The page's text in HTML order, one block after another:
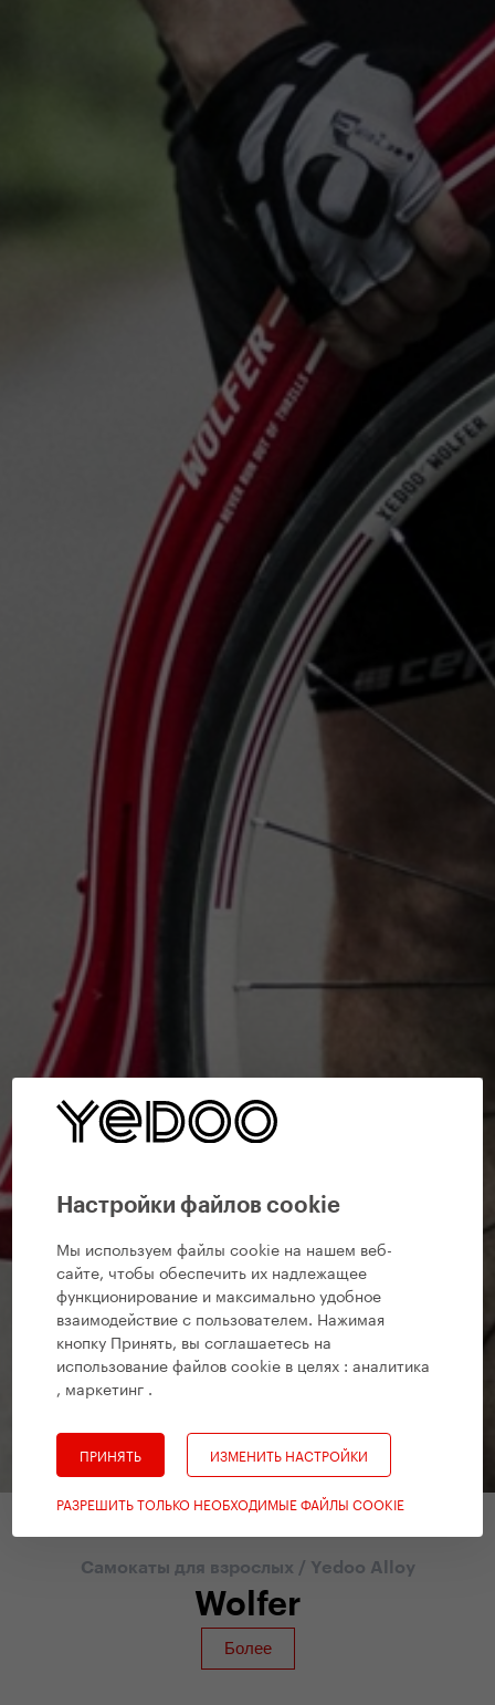
Настройки файлов cookie
Мы используем файлы cookie на нашем веб-
сайте, чтобы обеспечить их надлежащее
функционирование и максимально удобное
взаимодействие с пользователем. Нажимая
кнопку Принять, вы соглашаетесь на
использование файлов cookie в целях :аналитика
, маркетинг .
ПРИНЯТЬ ИЗМЕНИТЬ НАСТРОЙКИ
РАЗРЕШИТЬ ТОЛЬКО НЕОБХОДИМЫЕ ФАЙЛЫ COOKIE
Самокаты для взрослых / Yedoo Alloy
Wolfer